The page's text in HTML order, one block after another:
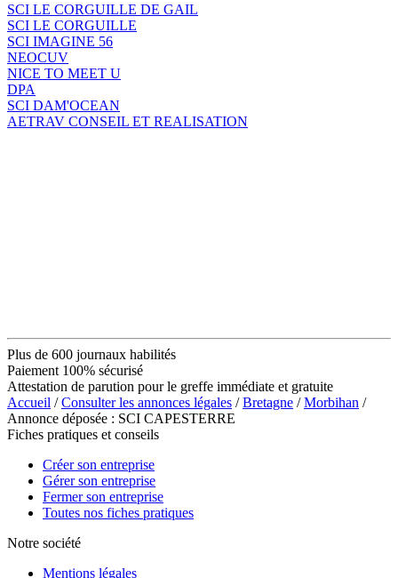
SCI LE CORGUILLE DE GAIL
SCI LE CORGUILLE
SCI IMAGINE 56
NEOCUV
NICE TO MEET U
DPA
SCI DAM'OCEAN
AETRAV CONSEIL ET REALISATION
Plus de 600 journaux habilités
Paiement 100% sécurisé
Attestation de parution pour le greffe immédiate et gratuite
Accueil /Consulter les annonces légales /Bretagne /Morbihan /
Annonce déposée : SCI CAPESTERRE
Fiches pratiques et conseils
Créer son entreprise
Gérer son entreprise
Fermer son entreprise
Toutes nos fiches pratiques
Notre société
Mentions légales